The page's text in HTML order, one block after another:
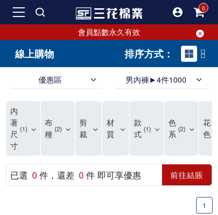
會員點數永久有效
線上購物 排序方式：
優惠區 男內褲►4件1000
三花男內褲提供最平實好搭的男內褲選擇。採用高品質原料製成，三花男內褲擁有絕佳彈性與透氣度，怎麼穿都舒適不用擔心造成肌膚困擾，立體剪裁全面大升級，滿意度百分百。
三花男內褲是男生首選品牌，適合休閒與運動。彈性好，人體工學剪裁，立體效果佳，舒適感大提升，魅力指數破表！
市佔率高達50年！三花專注設計，提升舒適與耐用，針對亞洲男性剪裁，大動作不卡襠。
三花男內褲採用優質棉料製成，褲身擁有超過千個散熱孔，吸汗透氣，柔順舒適，解決一般男內褲的悶熱問題。針對亞洲男性體型的立體剪裁設計，告別卡襠煩惱，自如大動作。三花男內褲市佔率高，專注製造與開發超過50年，提升舒適度與耐用性，深受網友推崇。五片式剪裁設計，適合各種身形及風格，給予肌膚前所未有的透氣舒適體驗。
【心情閒聊】男內褲的一些小心得?! 身為一名廣告代理商的社群小編，每次接到新客戶都需做好充足的產業功課，以免在撰寫廣告時顯得膚淺。美妝和流行服飾的客戶總讓我感到一點小確幸，因為可以搶先試用到新產品，或請客戶幫忙以員工價購買商品，讓人有中獎的小喜悅。 這次的客戶卻是-男內褲! 男內褲! 男內褲! 由於是第一次接觸這類產品，所以特地重複三次來表達內心的震驚。因為獨處時間較長，對於男內褲的研究多少有些害羞。因而硬著頭皮買了好幾件男內褲進行研究。 家裡沒有兄弟，也沒有可以直接聊男內褲的男性朋友，自己去買男內褲真的需要一些勇氣。我感謝現在的高科技網購，讓我不用親自到店面盯著男內褲看，也能輕鬆購買到不同種類的男內褲，真是感恩網路! 在Google搜尋 ""男內褲""，瞬間出現許多品牌，男內褲的世界真是博大精深呢。我開始扮演男內褲研究生，對男內褲進行分類：從長短、高低中腰到情趣男內褲，各式各樣應有盡有。好險此次的客戶是比較中規中矩的，情趣類的男內褲不在研究範圍，不然一直盯著穿內褲的模特兒看也太難為情了。 男內褲的設計功能其實不亞於女生內衣。由於男生身體結構的關係，需要更細心的設計。市面上較大的品牌有老牌的三花、三槍、宜而爽等，還有大手筆請代言人的CK、PLAYBOY等品牌。要選男內褲，實在需要下些功夫。 我將男內褲分為兩個面向：花色和功能設計。選擇男內褲的花色非常重要，因為能看出個人的品味和對內外搭配的重視程度。宅男們穿著50歲阿伯的花色內褲，或是穿白褲子搭配大黑色內褲，都是不OK的搭配。 功能設計則是對重要部位的保?。為了確保舒適性，有的內褲設計了開襟方便上廁所，有的設計了專屬囊袋固定，更有五片立體剪裁，或者強調視覺效果的內褲。這些設計不僅滿足基本的生理需求，更進階到心靈上的滿足。 以往從未想過要認真研究男內褲，直到這次工作的契機才真正了解男內褲的繁複。男內褲花色多樣，研究起來花費了不少時間。與男內褲客戶窗口交流，我這個女專案可能會有一段尷尬期，希望自己討論時不會笑場。雖然我無法真正體驗男內褲的全部功能，但透過揣測和客戶專業的回答，依然探詢到了許多有趣的現象。 某些網友反應某些國外品牌的男內褲不好穿，可能因為這些品牌是按照西方身材比例製造，不太適合台灣男性。同樣的現象也出現在女性內衣上，所以選擇適合自己的內褲才是最重要的。 以上只是我的心情抒發，沒有針對任何一家男內褲品牌，歡迎更多對男內褲有興趣的朋友加入研究行列！"
內
著
尺
寸
1
布
種 2
剪
裁
材
質
款
式 1
色
系 2
花
色
已選 0件，還差 0件 即可享優惠 前往結賬
1